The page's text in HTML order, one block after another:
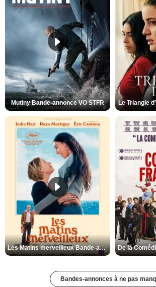
Mutiny Bande-annonce VO STFR Le Triangle
Les Matins merveilleux Bande-annonce VF
Bandes-annonces à ne pas